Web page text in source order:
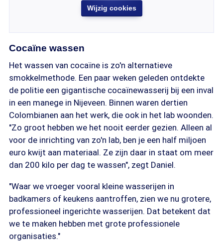
Wijzig cookies
Cocaïne wassen
Het wassen van cocaïne is zo'n alternatieve
smokkelmethode. Een paar weken geleden ontdekte
de politie een gigantische cocaïnewasserij bij een inval
in een manege in Nijeveen. Binnen waren dertien
Colombianen aan het werk, die ook in het lab woonden.
"Zo groot hebben we het nooit eerder gezien. Alleen al
voor de inrichting van zo'n lab, ben je een half miljoen
euro kwijt aan materiaal. Ze zijn daar in staat om meer
dan 200 kilo per dag te wassen", zegt Daniel.
"Waar we vroeger vooral kleine wasserijen in
badkamers of keukens aantroffen, zien we nu grotere,
professioneel ingerichte wasserijen. Dat betekent dat
we te maken hebben met grote professionele
organisaties."